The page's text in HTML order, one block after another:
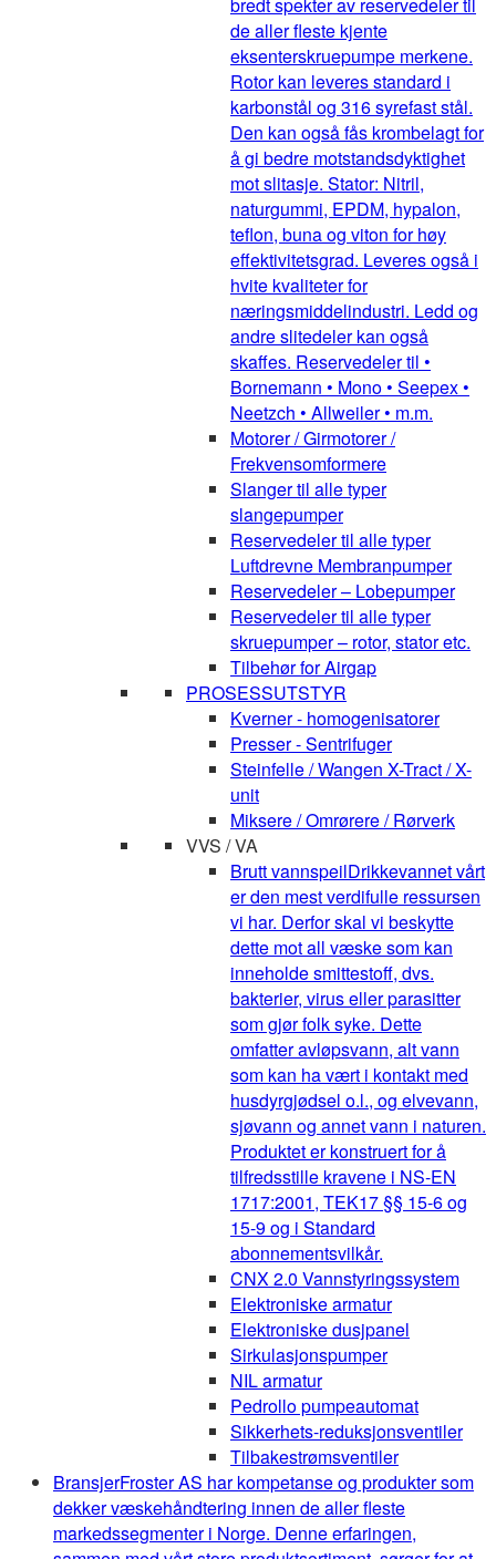
de aller fleste kjente
eksenterskruepumpe merkene.
Rotor kan leveres standard i
karbonstål og 316 syrefast stål.
Den kan også fås krombelagt for
å gi bedre motstandsdyktighet
mot slitasje. Stator: Nitril,
naturgummi, EPDM, hypalon,
teflon, buna og viton for høy
effektivitetsgrad. Leveres også i
hvite kvaliteter for
næringsmiddelindustri. Ledd og
andre slitedeler kan også
skaffes. Reservedeler til •
Bornemann • Mono • Seepex •
Neetzch • Allweiler • m.m.
Motorer / Girmotorer /
Frekvensomformere
Slanger til alle typer
slangepumper
Reservedeler til alle typer
Luftdrevne Membranpumper
Reservedeler – Lobepumper
Reservedeler til alle typer
skruepumper – rotor, stator etc.
Tilbehør for Airgap
PROSESSUTSTYR
Kverner - homogenisatorer
Presser - Sentrifuger
Steinfelle / Wangen X-Tract / X-
unit
Miksere / Omrørere / Rørverk
VVS / VA
Brutt vannspeilDrikkevannet vårt
er den mest verdifulle ressursen
vi har. Derfor skal vi beskytte
dette mot all væske som kan
inneholde smittestoff, dvs.
bakterier, virus eller parasitter
som gjør folk syke. Dette
omfatter avløpsvann, alt vann
som kan ha vært i kontakt med
husdyrgjødsel o.l., og elvevann,
sjøvann og annet vann i naturen.
Produktet er konstruert for å
tilfredsstille kravene i NS-EN
1717:2001, TEK17 §§ 15-6 og
15-9 og i Standard
abonnementsvilkår.
CNX 2.0 Vannstyringssystem
Elektroniske armatur
Elektroniske dusjpanel
Sirkulasjonspumper
NIL armatur
Pedrollo pumpeautomat
Sikkerhets-reduksjonsventiler
Tilbakestrømsventiler
BransjerFroster AS har kompetanse og produkter som
dekker væskehåndtering innen de aller fleste
markedssegmenter i Norge. Denne erfaringen,